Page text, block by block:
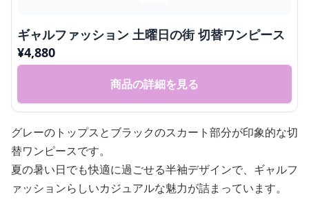
ギャルファッション 土曜日の街 切替ワンピース
¥4,880
商品の詳細を見る
グレーのトップスとブラックのスカート部分が印象的な切
替ワンピースです。
夏の暑い日でも快適に過ごせる半袖デザインで、ギャルフ
ァッションらしいカジュアルな魅力が詰まっています。